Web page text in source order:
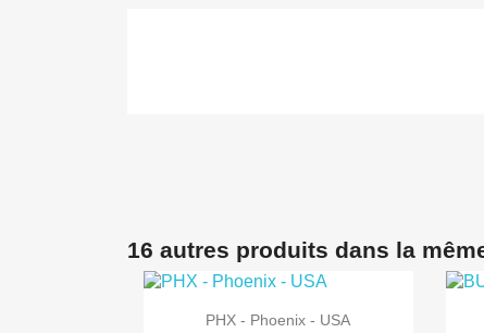
16 autres produits dans la
 Aperçu rapide
PHX - Phoenix - USA